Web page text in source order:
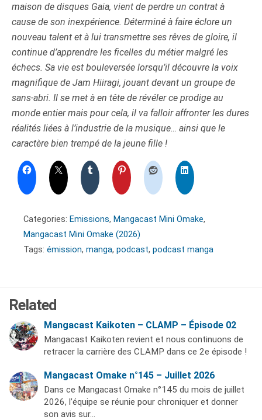
maison de disques Gaia, vient de perdre un contrat à
cause de son inexpérience. Déterminé à faire éclore un
nouveau talent et à lui transmettre ses rêves de gloire, il
continue d’apprendre les ficelles du métier malgré les
échecs. Sa vie est bouleversée lorsqu’il découvre la voix
magnifique de Jam Hiiragi, jouant devant un groupe de
sans-abri. Il se met à en tête de révéler ce prodige au
monde entier mais pour cela, il va falloir affronter les dures
réalités liées à l’industrie de la musique… ainsi que le
caractère bien trempé de la jeune fille !
Categories: Emissions, Mangacast Mini Omake,
Mangacast Mini Omake (2026)
Tags: émission, manga, podcast, podcast manga
Related
Mangacast Kaikoten – CLAMP – Épisode 02
Mangacast Kaikoten revient et nous continuons de
retracer la carrière des CLAMP dans ce 2e épisode !
Mangacast Omake n°145 – Juillet 2026
Dans ce Mangacast Omake n°145 du mois de juillet
2026, l’équipe se réunie pour chroniquer et donner
son avis sur…